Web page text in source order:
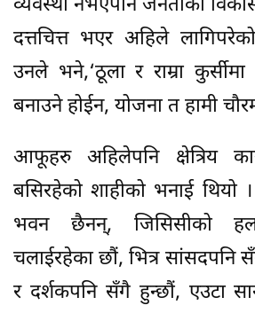
व्यवस्था नभएपनि जनताको
दत्तचित्त भएर अहिले
उनले भने,‘ठूला र राम्रा
बनाउने होईन, योजना त हामी
आफूहरु अहिलेपनि क्षेत्रिय
बसिरहेको शाहीको भनाई थियो
भवन छैनन्, जिसिसीको
चलाईरहेका छौं, भित्र सांसदपनि
र दर्शकपनि सँगै हुन्छौं, एउटा